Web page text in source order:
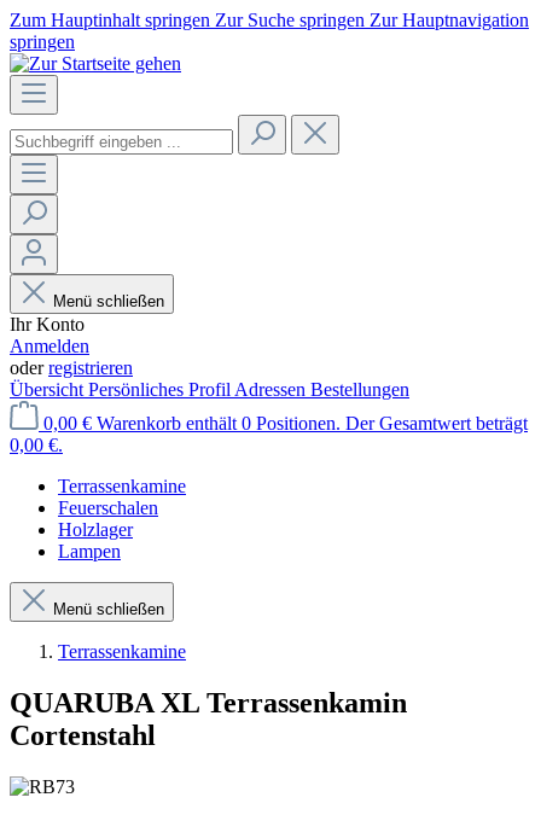
Zum Hauptinhalt springen Zur Suche springen Zur Hauptnavigation
springen
Menü schließen
Ihr Konto
Anmelden
oderregistrieren
Übersicht Persönliches Profil Adressen Bestellungen
0,00 € Warenkorb enthält 0 Positionen. Der Gesamtwert beträgt
0,00 €.
Terrassenkamine
Feuerschalen
Holzlager
Lampen
Menü schließen
Terrassenkamine
QUARUBA XL Terrassenkamin
Cortenstahl